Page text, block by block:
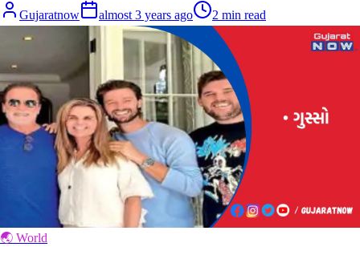
Gujaratnow almost 3 years ago 2 min read
🌏 World